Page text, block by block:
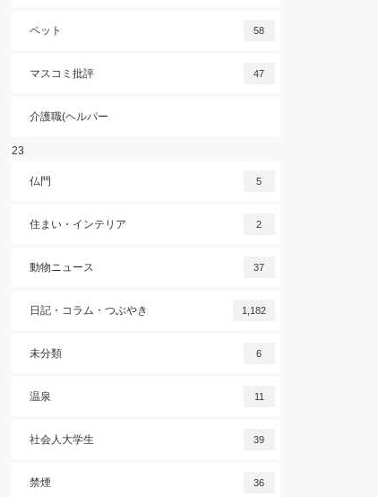
ペット 58
マスコミ批評 47
介護職(ヘルパー
23
仏門 5
住まい・インテリア 2
動物ニュース 37
日記・コラム・つぶやき 1,182
未分類 6
温泉 11
社会人大学生 39
禁煙 36